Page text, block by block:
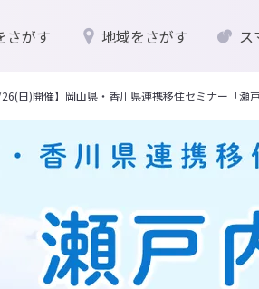
さがす 地域をさがす ス
26(日)開催】岡山県・香川県連携移住セミナー「瀬